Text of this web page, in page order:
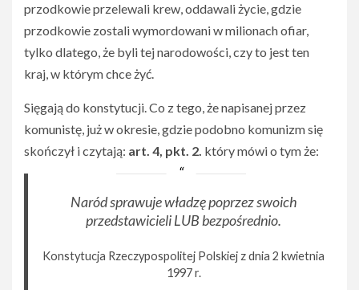
przodkowie przelewali krew, oddawali życie, gdzie
przodkowie zostali wymordowani w milionach ofiar,
tylko dlatego, że byli tej narodowości, czy to jest ten
kraj, w którym chce żyć.
Sięgają do konstytucji. Co z tego, że napisanej przez
komunistę, już w okresie, gdzie podobno komunizm się
skończył i czytają: art. 4, pkt. 2. który mówi o tym że:
Naród sprawuje władzę poprzez swoich
przedstawicieliLUB bezpośrednio.
Konstytucja Rzeczypospolitej Polskiej z dnia 2 kwietnia
1997 r.